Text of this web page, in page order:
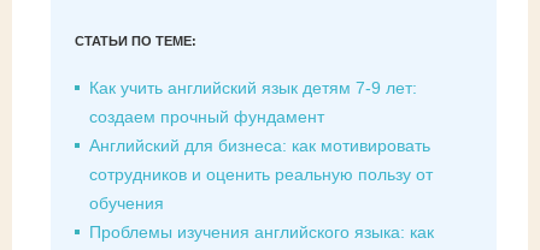
СТАТЬИ ПО ТЕМЕ:
Как учить английский язык детям 7-9 лет:
создаем прочный фундамент
Английский для бизнеса: как мотивировать
сотрудников и оценить реальную пользу от
обучения
Проблемы изучения английского языка: как